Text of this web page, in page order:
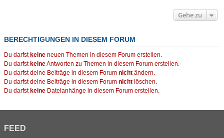
Gehe zu
BERECHTIGUNGEN IN DIESEM FORUM
Du darfst keine neuen Themen in diesem Forum erstellen.
Du darfst keineAntworten zu Themen in diesem Forum erstellen.
Du darfst deine Beiträge in diesem Forum nicht ändern.
Du darfst deine Beiträge in diesem Forum nicht löschen.
Du darfst keine Dateianhänge in diesem Forum erstellen.
FEED